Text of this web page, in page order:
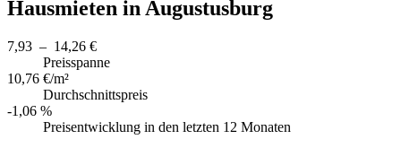
Hausmieten in Augustusburg
7,93 – 14,26 €
Preisspanne
10,76 €/m²
Durchschnittspreis
-1,06 %
Preisentwicklung in den letzten 12 Monaten